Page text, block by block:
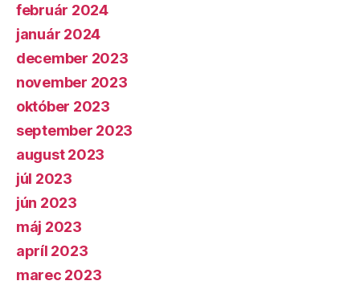
február 2024
január 2024
december 2023
november 2023
október 2023
september 2023
august 2023
júl 2023
jún 2023
máj 2023
apríl 2023
marec 2023